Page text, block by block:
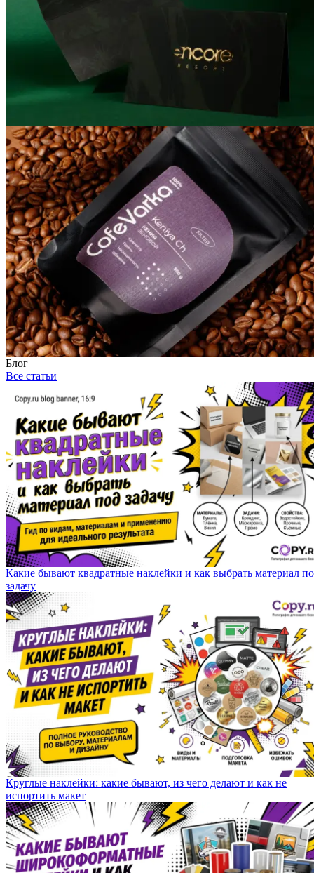
Блог
Все статьи
Какие бывают квадратные наклейки и как выбрать материал
задачу
Круглые наклейки: какие бывают, из чего делают и как не
испортить макет